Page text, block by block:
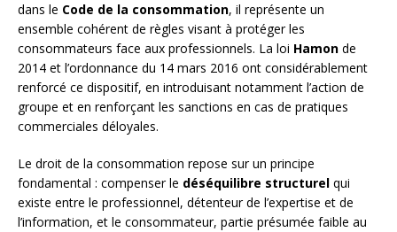
dans le Code de la consommation, il représente un
ensemble cohérent de règles visant à protéger les
consommateurs face aux professionnels. La loi Hamon de
2014 et l’ordonnance du 14 mars 2016 ont considérablement
renforcé ce dispositif, en introduisant notamment l’action de
groupe et en renforçant les sanctions en cas de pratiques
commerciales déloyales.
Le droit de la consommation repose sur un principe
fondamental : compenser le déséquilibre structurel qui
existe entre le professionnel, détenteur de l’expertise et de
l’information, et le consommateur, partie présumée faible au